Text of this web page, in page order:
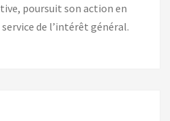
poursuit son action en
de l’intérêt général.